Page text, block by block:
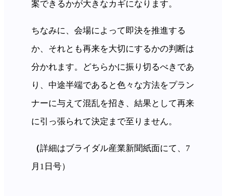
案できるかが大きなカギになります。
ちなみに、会場によって即決を推進する
か、それとも再来を大切にするかの判断は
分かれます。どちらかに振り切るべきであ
り、中途半端であると色々な方法をプラン
ナーに与えて混乱を招き、結果として再来
に引っ張られて決定まで至りません。
（詳細はブライダル産業新聞紙面にて、7
月1日号）